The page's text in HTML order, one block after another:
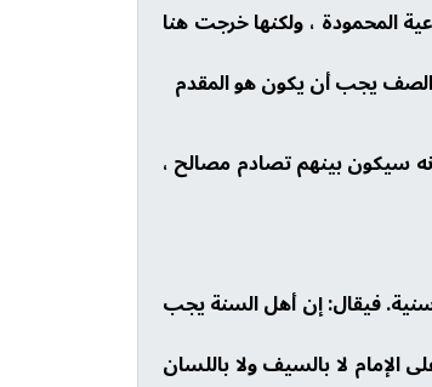
المحمودة ، ولكنها خرجت هنا
الصف يجب أن يكون هو المقدم
سيكون بينهم تصادم مصالح ،
فيقال: إن أهل السنة يجب
الإمام لا بالسيف ولا باللسان